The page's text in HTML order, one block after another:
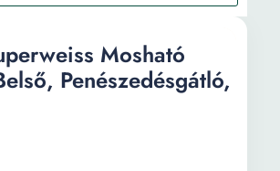
Mosható
Penészedésgátló,
fehér, 1 L
mosható beltéri festék, FIORELA,
fehér, 4 L